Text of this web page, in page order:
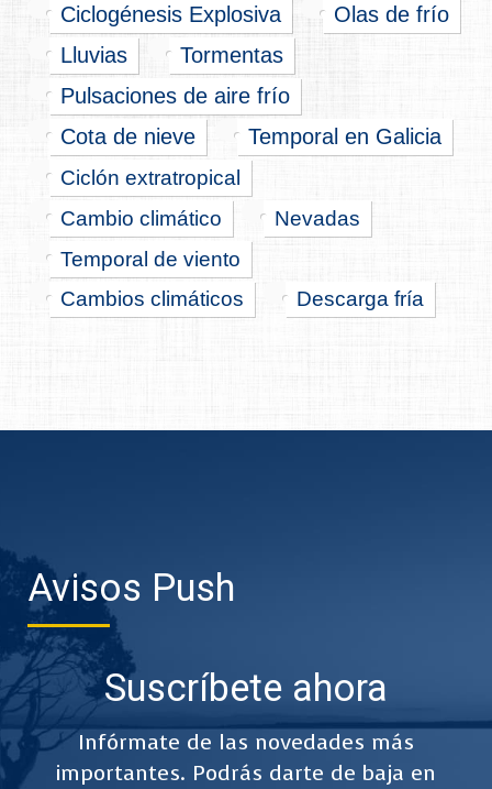
Ciclogénesis Explosiva
Olas de frío
Lluvias
Tormentas
Pulsaciones de aire frío
Cota de nieve
Temporal en Galicia
Ciclón extratropical
Cambio climático
Nevadas
Temporal de viento
Cambios climáticos Descarga fría
Avisos Push
Suscríbete ahora
Infórmate de las novedades más
importantes. Podrás darte de baja en